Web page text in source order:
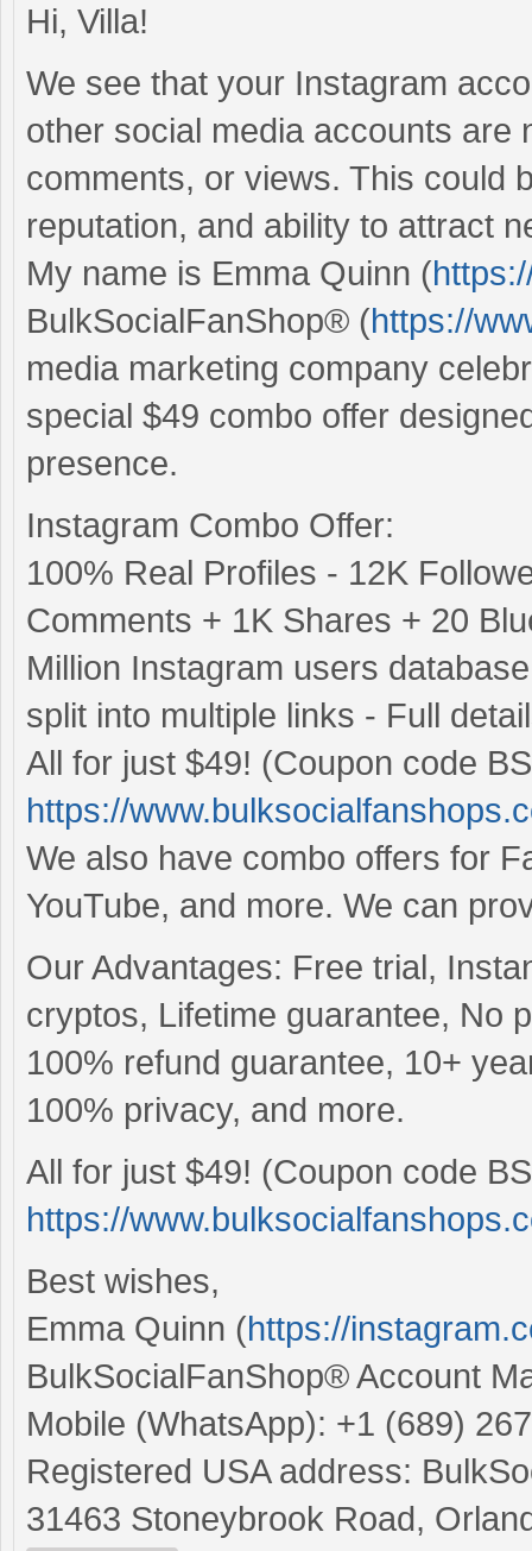
Hi, Villa!
We see that your Instagram
other social media accounts are
comments, or views. This could
reputation, and ability to attract
My name is Emma Quinn (
BulkSocialFanShop® (https://
media marketing company
special $49 combo offer
presence.
Instagram Combo Offer:
100% Real Profiles - 12K
Comments + 1K Shares + 20
Million Instagram users
split into multiple links - Full
All for just $49! (Coupon code
https://
We also have combo offers for
YouTube, and more. We can
Our Advantages: Free trial,
cryptos, Lifetime guarantee, No
100% refund guarantee, 10+
100% privacy, and more.
All for just $49! (Coupon code
https://
Best wishes,
Emma Quinn (https://
BulkSocialFanShop® Account
Mobile (WhatsApp): +1 (689)
Registered USA address:
31463 Stoneybrook Road,